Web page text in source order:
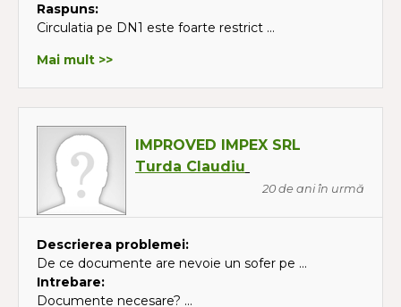
Raspuns:
Circulatia pe DN1 este foarte restrict ...
Mai mult >>
IMPROVED IMPEX SRL
Turda Claudiu
20 de ani în urmă
Descrierea problemei:
De ce documente are nevoie un sofer pe ...
Intrebare:
Documente necesare? ...